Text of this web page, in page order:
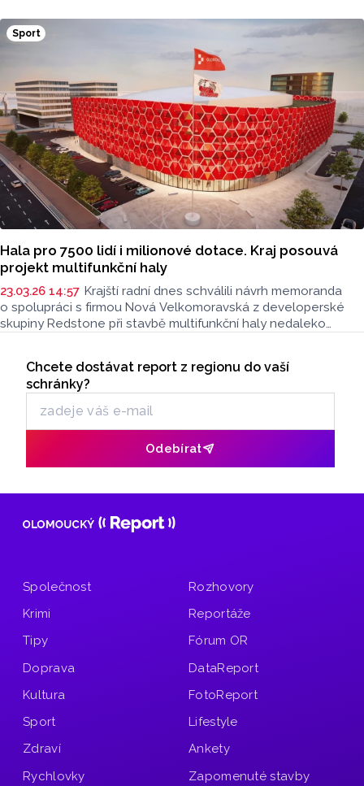
o tom tisková mluvčí nemocnice Radka Miloševská.
V Prostějově vyšetřují i sportovce z Moravskoslezského,
Zlínského nebo Jihomoravského kraje.
Sport
Hala pro 7500 lidí i milionové dotace. Kraj posouvá
projekt multifunkční haly
23.03.26 14:57 Krajští radní dnes schválili návrh memoranda
o spolupráci s firmou Nová Velkomoravská z developerské
skupiny Redstone při stavbě multifunkční haly nedaleko
hejtman Ladislav Okleštěk (ANO).
Odběr newsletteru
Chcete dostávat report z regionu do vaší
schránky?
Odebírat
Společnost
Krimi
Tipy
Doprava
Kultura
Sport
Zdraví
Rychlovky
Rozhovory
Reportáže
Fórum OR
DataReport
FotoReport
Lifestyle
Ankety
Zapomenuté stavby